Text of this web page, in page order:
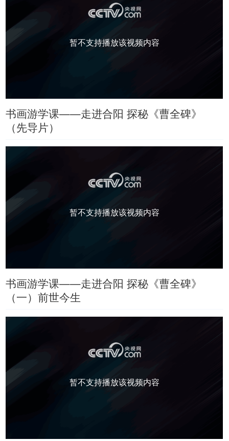
暂不支持播放该视频内容
书画游学课——走进合阳 探秘《曹全碑》
（先导片）
暂不支持播放该视频内容
书画游学课——走进合阳 探秘《曹全碑》
（一）前世今生
暂不支持播放该视频内容